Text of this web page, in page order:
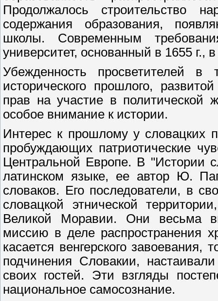
Продолжалось строительство
содержания образования,
школы. Современным
университет, основанный в 1655 г.,
Убежденность просветителей в
исторического прошлого,
прав на участие в политической
особое внимание к истории.
Интерес к прошлому у словацких
пробуждающих патриотические
Центральной Европе. В "Истории
латинском языке, ее автор Ю.
словаков. Его последователи, в
словацкой этнической
Великой Моравии. Они весьма
миссию в деле распространения
касается венгерского завоевания,
подчинения Словакии,
своих гостей. Эти взгляды
национальное самосознание.